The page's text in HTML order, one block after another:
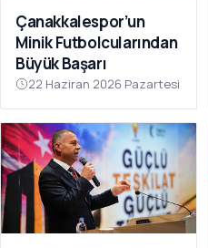
Çanakkalespor’un
Minik Futbolcularından
Büyük Başarı
22 Haziran 2026 Pazartesi